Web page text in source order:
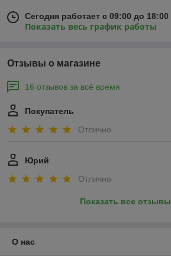
Сегодня работает с 09:00 до 18:00
Показать весь график работы
Отзывы о магазине
16 отзывов за всё время
Покупатель
Отлично
Юрий
Отлично
Показать все отзывы
О нас